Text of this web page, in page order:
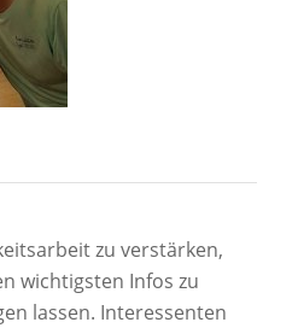
zu verstärken,
wichtigsten Infos zu
lassen. Interessenten